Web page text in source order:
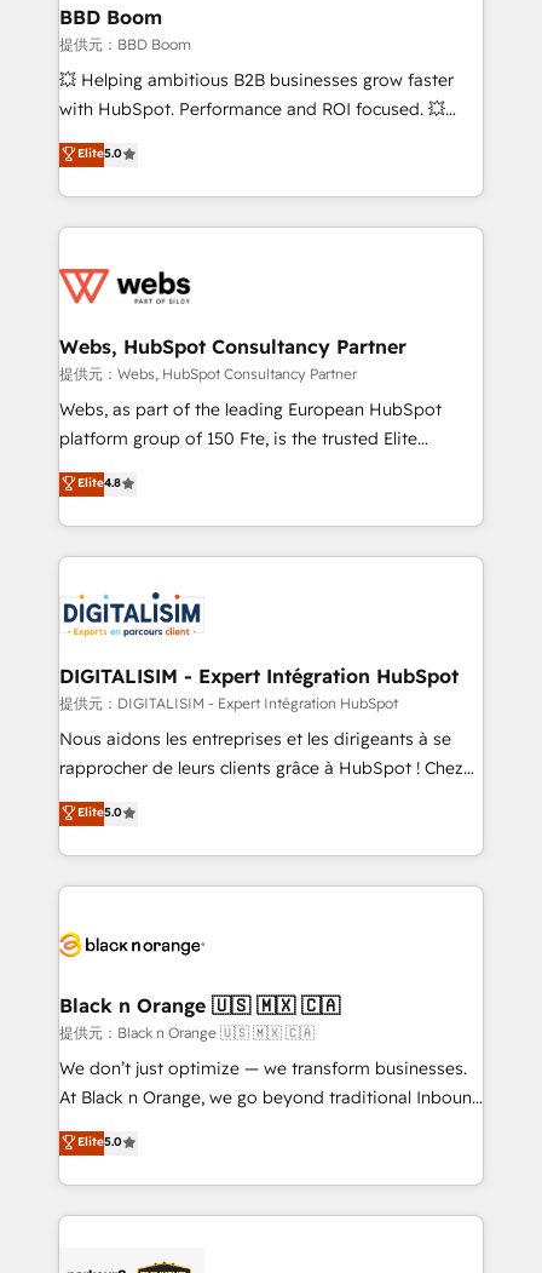
Custom APIs and third-party integrations 📈 End-to-
End Revenue Acceleration • Lifecycle marketing and
pipeline growth programs • Sales enablement tools
and CRM optimization • Retention strategies with
Execution • 750+ onboardings and 2,000+
implementations • Deep expertise across marketing,
BBD Boom
提供元：BBD Boom
💥 Helping ambitious B2B businesses grow faster
with HubSpot. Performance and ROI focused. 💥
BBD Boom is the HubSpot partner that can help you
to HubSpot Better. We work with your teams to
solve all your HubSpot challenges and improve user
adoption, sales process and marketing results.
the first time 🔧 Designing and optimising your
and build using HubSpot 🔌 Integrating HubSpot
with other systems 🎓 Training your teams to be
HubSpot pros 📊 Lead generation services using
HubSpot Why us? - SIX HubSpot Accreditations -
CRM, Solutions Architecture, Onboarding , Data
Migration, Custom Integration & Platform
team of 25+ experts Contact us today to help you
get more from your investment in HubSpot.
Elite5.0
Webs, HubSpot Consultancy Partner
提供元：Webs, HubSpot Consultancy Partner
Webs, as part of the leading European HubSpot
platform group of 150 Fte, is the trusted Elite
HubSpot CRM Partner offering you a roadmap on
maximizing EBITDA and achieving Commercial
Excellence. With our targeted processes, we
strengthen your digital transformation and minimize
Implementation partner, we provide expertise to
drive your business forward. Since 2015 we are fully
dedicated to HubSpot and with an experienced
team (50+), we work with reputable companies in
B2B sectors such as manufacturing, SaaS and
business services. We prepare a customized
impact of your digital transformation, including a
detailed financial rationale with a focus on ROI and
embark on a transformational journey that sets your
business up for long-term success. Unlock your
business. If not now, when?
Elite4.8
DIGITALISIM - Expert Intégration HubSpot
提供元：DIGITALISIM - Expert Intégration HubSpot
Nous aidons les entreprises et les dirigeants à se
rapprocher de leurs clients grâce à HubSpot ! Chez
DIGITALISIM, nous avons l'intime conviction que la
réussite des entreprises passe par l’innovation web,
le marketing digital, et la relation client ! C'est
pourquoi, nos experts sont à la fois capables de
référencement, votre stratégie digitale et le pilotage
projet HubSpot avec DIGITALISIM : 🧽 Nettoyage,
migration et intégration des bases de données. 🚀
Développement des interfaces avec vos logiciels
métiers ⚙️ Configuration de la plateforme HubSpot
Book Process & Guidelines utilisateurs 🎓
Formations des utilisateurs
Elite5.0
Black n Orange 🇺🇸 🇲🇽 🇨🇦
提供元：Black n Orange 🇺🇸 🇲🇽 🇨🇦
We don’t just optimize — we transform businesses.
At Black n Orange, we go beyond traditional Inbound
Marketing with our exclusive methodologies:
BOOMS and BOOST. Together, they form a powerful
combination that has driven success for over 800
businesses worldwide. As Elite HubSpot Partners, we
Elite5.0